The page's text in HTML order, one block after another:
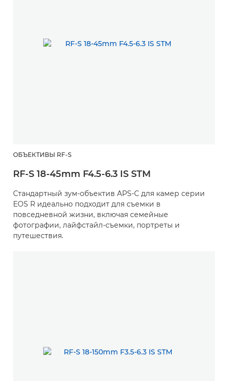
ОБЪЕКТИВЫ RF-S
RF-S 18-45mm F4.5-6.3 IS STM
Стандартный зум-объектив APS-C для камер серии
EOS R идеально подходит для съемки в
повседневной жизни, включая семейные
фотографии, лайфстайл-съемки, портреты и
путешествия.